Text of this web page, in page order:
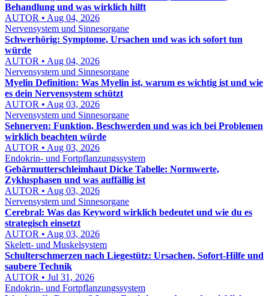
Behandlung und was wirklich hilft
AUTOR • Aug 04, 2026
Nervensystem und Sinnesorgane
Schwerhörig: Symptome, Ursachen und was ich sofort tun
würde
AUTOR • Aug 04, 2026
Nervensystem und Sinnesorgane
Myelin Definition: Was Myelin ist, warum es wichtig ist und wie
es dein Nervensystem schützt
AUTOR • Aug 03, 2026
Nervensystem und Sinnesorgane
Sehnerven: Funktion, Beschwerden und was ich bei Problemen
wirklich beachten würde
AUTOR • Aug 03, 2026
Endokrin- und Fortpflanzungssystem
Gebärmutterschleimhaut Dicke Tabelle: Normwerte,
Zyklusphasen und was auffällig ist
AUTOR • Aug 03, 2026
Nervensystem und Sinnesorgane
Cerebral: Was das Keyword wirklich bedeutet und wie du es
strategisch einsetzt
AUTOR • Aug 03, 2026
Skelett- und Muskelsystem
Schulterschmerzen nach Liegestütz: Ursachen, Sofort-Hilfe und
saubere Technik
AUTOR • Jul 31, 2026
Endokrin- und Fortpflanzungssystem